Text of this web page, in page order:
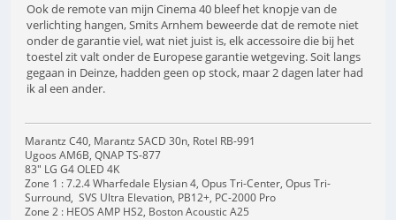
Ook de remote van mijn Cinema 40 bleef het knopje van de
verlichting hangen, Smits Arnhem beweerde dat de remote niet
onder de garantie viel, wat niet juist is, elk accessoire die bij het
toestel zit valt onder de Europese garantie wetgeving. Soit langs
gegaan in Deinze, hadden geen op stock, maar 2 dagen later had
ik al een ander.
Marantz C40, Marantz SACD 30n, Rotel RB-991
Ugoos AM6B, QNAP TS-877
83" LG G4 OLED 4K
Zone 1 : 7.2.4 Wharfedale Elysian 4, Opus Tri-Center, Opus Tri-
Surround, SVS Ultra Elevation, PB12+, PC-2000 Pro
Zone 2 : HEOS AMP HS2, Boston Acoustic A25